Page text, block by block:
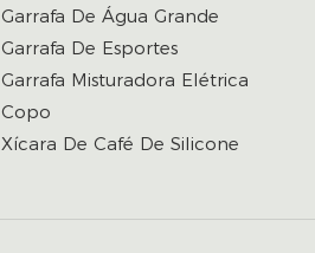
Garrafa De Água Grande
Garrafa De Esportes
Garrafa Misturadora Elétrica
Copo
Xícara De Café De Silicone